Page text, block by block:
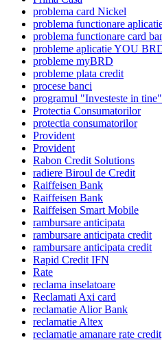
problema card Nickel
problema functionare
problema functionare card
probleme aplicatie YOU
probleme myBRD
probleme plata credit
procese banci
programul "Investeste in tine"
Protectia Consumatorilor
protectia consumatorilor
Provident
Provident
Rabon Credit Solutions
radiere Biroul de Credit
Raiffeisen Bank
Raiffeisen Bank
Raiffeisen Smart Mobile
rambursare anticipata
rambursare anticipata credit
rambursare anticipata credit
Rapid Credit IFN
Rate
reclama inselatoare
Reclamati Axi card
reclamatie Alior Bank
reclamatie Altex
reclamatie amanare rate credit